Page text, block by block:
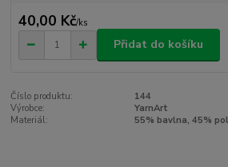
40,00 Kč/ks
Přidat do košíku
Číslo produktu:
144
Výrobce:
YarnArt
Materiál:
55% bavlna, 45%